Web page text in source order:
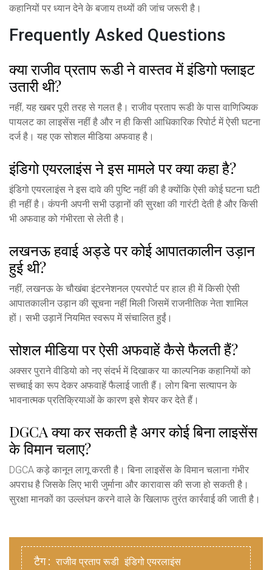
कहानियों पर ध्यान देने के बजाय तथ्यों की जांच जरूरी है।
Frequently Asked Questions
क्या राजीव प्रताप रूडी ने वास्तव में इंडिगो फ्लाइट
उतारी थी?
नहीं, यह खबर पूरी तरह से गलत है। राजीव प्रताप रूडी के पास वाणिज्यिक
पायलट का लाइसेंस नहीं है और न ही किसी आधिकारिक रिपोर्ट में ऐसी घटना
दर्ज है। यह एक सोशल मीडिया अफवाह है।
इंडिगो एयरलाइंस ने इस मामले पर क्या कहा है?
इंडिगो एयरलाइंस ने इस दावे की पुष्टि नहीं की है क्योंकि ऐसी कोई घटना घटी
ही नहीं है। कंपनी अपनी सभी उड़ानों की सुरक्षा की गारंटी देती है और किसी
भी अफवाह को गंभीरता से लेती है।
लखनऊ हवाई अड्डे पर कोई आपातकालीन उड़ान
हुई थी?
नहीं, लखनऊ के चौखंबा इंटरनेशनल एयरपोर्ट पर हाल ही में किसी ऐसी
आपातकालीन उड़ान की सूचना नहीं मिली जिसमें राजनीतिक नेता शामिल
हों। सभी उड़ानें नियमित स्वरूप में संचालित हुईं।
सोशल मीडिया पर ऐसी अफवाहें कैसे फैलती हैं?
अक्सर पुराने वीडियो को नए संदर्भ में दिखाकर या काल्पनिक कहानियों को
सच्चाई का रूप देकर अफवाहें फैलाई जाती हैं। लोग बिना सत्यापन के
भावनात्मक प्रतिक्रियाओं के कारण इसे शेयर कर देते हैं।
DGCA क्या कर सकती है अगर कोई बिना लाइसेंस
के विमान चलाए?
DGCA कड़े कानून लागू करती है। बिना लाइसेंस के विमान चलाना गंभीर
अपराध है जिसके लिए भारी जुर्माना और कारावास की सजा हो सकती है।
सुरक्षा मानकों का उल्लंघन करने वाले के खिलाफ तुरंत कार्रवाई की जाती है।
टैग : राजीव प्रताप रूडी इंडिगो एयरलाइंस